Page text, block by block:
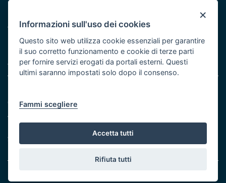
Vai al sito di Protezione Civile Puglia
Iniziativa finanziata con risorse del POR Puglia 2014/2020 -
Asse XI
Cookie e privacy
Atti di notifica
Feed RSS
Servizi Intranet
×
Informazioni sull'uso dei cookies
Questo sito web utilizza cookie essenziali per garantire
il suo corretto funzionamento e cookie di terze parti
per fornire servizi erogati da portali esterni. Questi
ultimi saranno impostati solo dopo il consenso.
Fammi scegliere
Accetta tutti
Rifiuta tutti